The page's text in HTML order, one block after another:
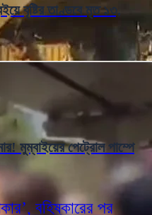
বৃষ্টির তাণ্ডবে মৃত ১৩,
মুম্বাইয়ের পেট্রোল পাম্পে
বহিষ্কারের পর